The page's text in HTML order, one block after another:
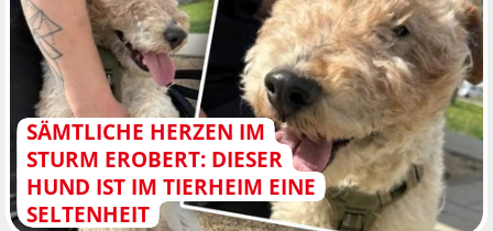
SÄMTLICHE HERZEN IM
STURM EROBERT: DIESER
HUND IST IM TIERHEIM EINE
SELTENHEIT